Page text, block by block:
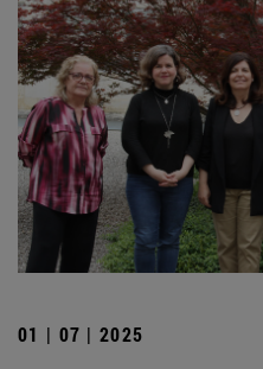
01 | 07 | 2025